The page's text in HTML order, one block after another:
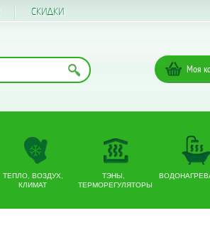
CКИДКИ
Моя
ТЕПЛО, ВОЗДУХ,
КЛИМАТ
ТЭНЫ,
ТЕРМОРЕГУЛЯТОРЫ